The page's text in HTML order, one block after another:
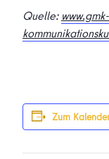
Quelle:
Zum